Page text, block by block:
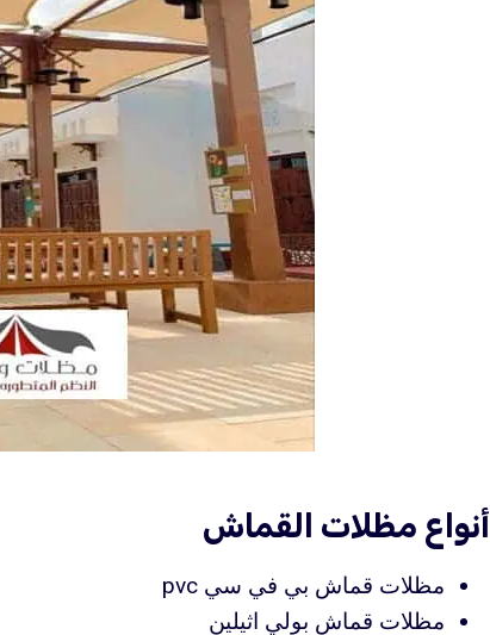
أنواع مظلات القماش
مظلات قماش بي في سي pvc
مظلات قماش بولي اثيلين